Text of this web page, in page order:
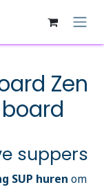
Zen
suppers
SUP huren om